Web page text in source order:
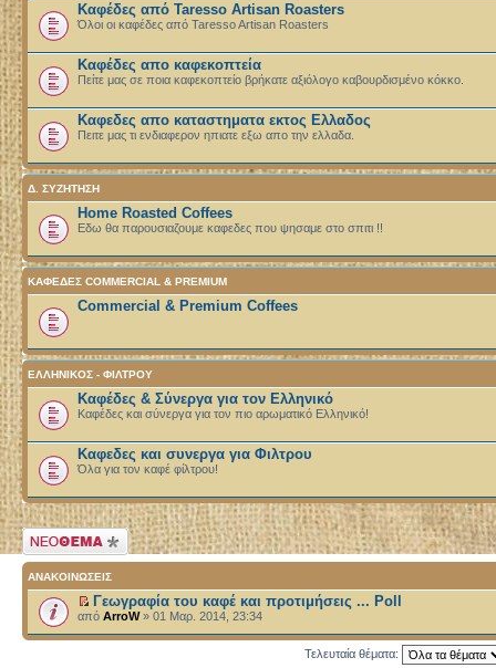
Καφέδες από Taresso Artisan Roasters
Όλοι οι καφέδες από Taresso Artisan Roasters
Καφέδες απο καφεκοπτεία
Πείτε μας σε ποια καφεκοπτείο βρήκατε αξιόλογο καβουρδισμένο κόκκο.
Καφεδες απο καταστηματα εκτος Ελλαδος
Πειτε μας τι ενδιαφερον ηπιατε εξω απο την ελλαδα.
Δ. ΣΥΖΉΤΗΣΗ
Home Roasted Coffees
Εδω θα παρουσιαζουμε καφεδες που ψησαμε στο σπιτι !!
ΚΑΦΈΔΕΣ COMMERCIAL & PREMIUM
Commercial & Premium Coffees
ΕΛΛΗΝΙΚΌΣ - ΦΊΛΤΡΟΥ
Καφέδες & Σύνεργα για τον Ελληνικό
Καφέδες και σύνεργα για τον πιο αρωματικό Ελληνικό!
Καφεδες και συνεργα για Φιλτρου
Όλα για τον καφέ φίλτρου!
Δημιουργία νέου
θέματος
ΑΝΑΚΟΙΝΏΣΕΙΣ
Γεωγραφία του καφέ και προτιμήσεις ... Poll
από ArroW» 01 Μαρ. 2014, 23:34
Τελευταία θέματα: